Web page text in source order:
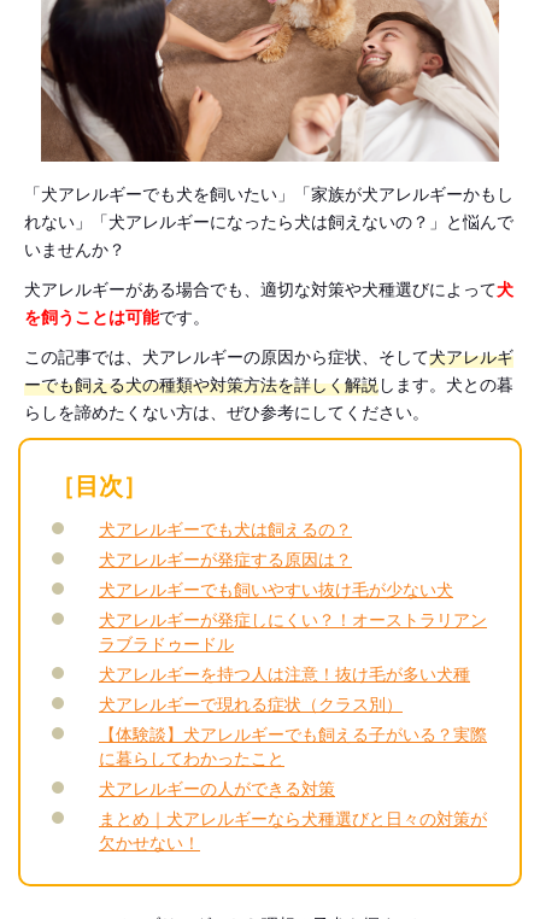
「犬アレルギーでも犬を飼いたい」「家族が犬アレルギーかもし
れない」「犬アレルギーになったら犬は飼えないの？」と悩んで
いませんか？
犬アレルギーがある場合でも、適切な対策や犬種選びによって犬
を飼うことは可能です。
この記事では、犬アレルギーの原因から症状、そして犬アレルギ
ーでも飼える犬の種類や対策方法を詳しく解説します。犬との暮
らしを諦めたくない方は、ぜひ参考にしてください。
［目次］
犬アレルギーでも犬は飼えるの？
犬アレルギーが発症する原因は？
犬アレルギーでも飼いやすい抜け毛が少ない犬
犬アレルギーが発症しにくい？！オーストラリアン
ラブラドゥードル
犬アレルギーを持つ人は注意！抜け毛が多い犬種
犬アレルギーで現れる症状（クラス別）
【体験談】犬アレルギーでも飼える子がいる？実際
に暮らしてわかったこと
犬アレルギーの人ができる対策
まとめ｜犬アレルギーなら犬種選びと日々の対策が
欠かせない！